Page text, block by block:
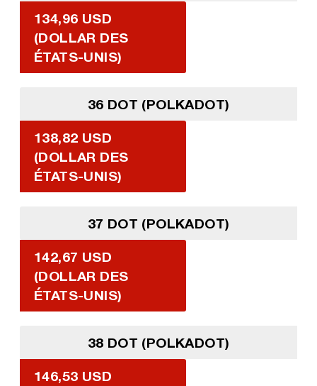
134,96 USD
(DOLLAR DES
ÉTATS-UNIS)
36 DOT (POLKADOT)
138,82 USD
(DOLLAR DES
ÉTATS-UNIS)
37 DOT (POLKADOT)
142,67 USD
(DOLLAR DES
ÉTATS-UNIS)
38 DOT (POLKADOT)
146,53 USD